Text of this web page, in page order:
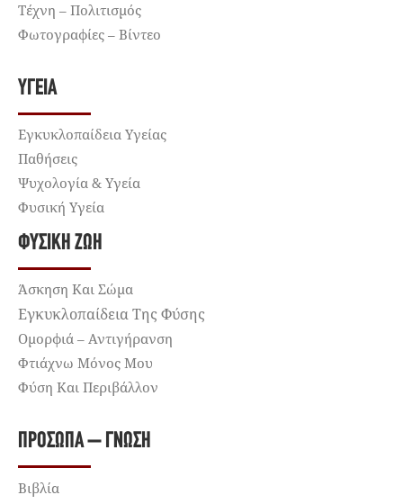
Τέχνη – Πολιτισμός
Φωτογραφίες – Βίντεο
ΥΓΕΊΑ
Εγκυκλοπαίδεια Υγείας
Παθήσεις
Ψυχολογία & Υγεία
Φυσική Υγεία
ΦΥΣΙΚΉ ΖΩΉ
Άσκηση Και Σώμα
Εγκυκλοπαίδεια Της Φύσης
Ομορφιά – Αντιγήρανση
Φτιάχνω Μόνος Μου
Φύση Και Περιβάλλον
ΠΡΌΣΩΠΑ – ΓΝΏΣΗ
Βιβλία